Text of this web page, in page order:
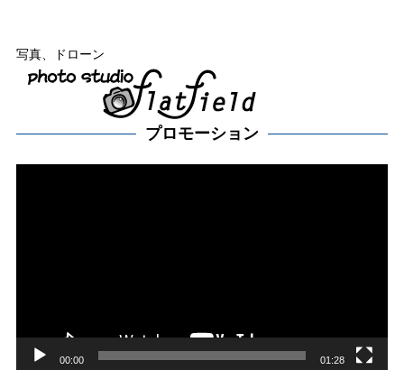
写真、ドローン
プロモーション
00:00 01:28